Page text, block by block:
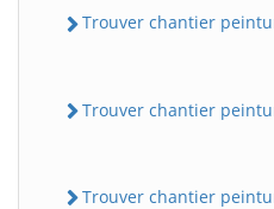
Trouver chantier
Trouver chantier
Trouver chantier